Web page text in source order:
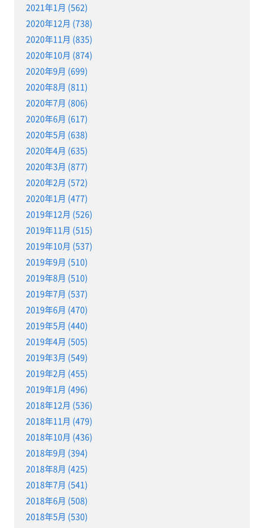
2021年1月 (562)
2020年12月 (738)
2020年11月 (835)
2020年10月 (874)
2020年9月 (699)
2020年8月 (811)
2020年7月 (806)
2020年6月 (617)
2020年5月 (638)
2020年4月 (635)
2020年3月 (877)
2020年2月 (572)
2020年1月 (477)
2019年12月 (526)
2019年11月 (515)
2019年10月 (537)
2019年9月 (510)
2019年8月 (510)
2019年7月 (537)
2019年6月 (470)
2019年5月 (440)
2019年4月 (505)
2019年3月 (549)
2019年2月 (455)
2019年1月 (496)
2018年12月 (536)
2018年11月 (479)
2018年10月 (436)
2018年9月 (394)
2018年8月 (425)
2018年7月 (541)
2018年6月 (508)
2018年5月 (530)